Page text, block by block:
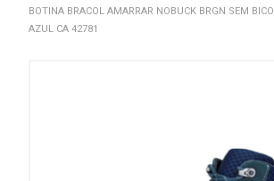
BOTINA BRACOL AMARRAR NOBUCK BRGN SEM BICO
AZUL CA 42781